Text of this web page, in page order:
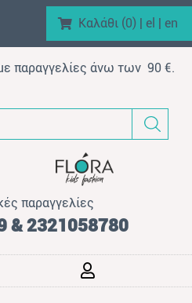
Καλάθι (0) | el | en
παραγγελίες άνω των 90 €.
παραγγελίες
& 2321058780